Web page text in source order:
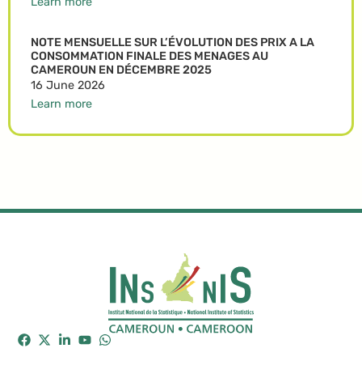
NOTE MENSUELLE SUR L’ÉVOLUTION DES PRIX A LA
CONSOMMATION FINALE DES MENAGES AU
CAMEROUN EN DÉCEMBRE 2025
16 June 2026
Learn more